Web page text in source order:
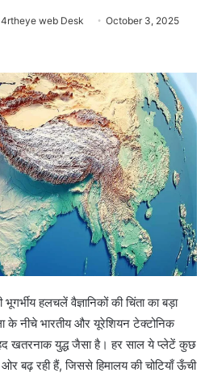
4rtheye web Desk October 3, 2025
हलचलें वैज्ञानिकों की चिंता का बड़ा
के नीचे भारतीय और यूरेशियन टेक्टोनिक
खतरनाक युद्ध जैसा है। हर साल ये प्लेटें कुछ
बढ़ रही हैं, जिससे हिमालय की चोटियाँ ऊँची